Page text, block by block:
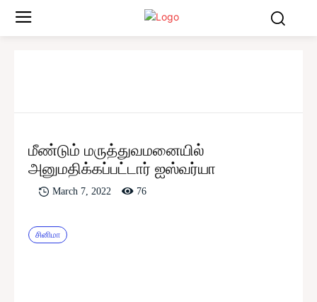
மீண்டும் மருத்துவமனையில்
அனுமதிக்கப்பட்டார் ஐஸ்வர்யா
March 7, 2022 76
சினிமா